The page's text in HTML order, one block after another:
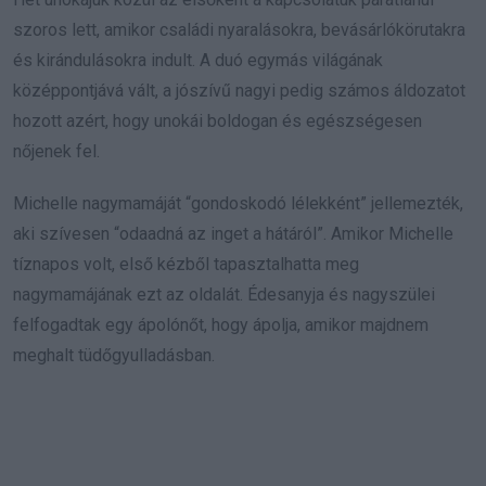
szoros lett, amikor családi nyaralásokra, bevásárlókörutakra
és kirándulásokra indult. A duó egymás világának
középpontjává vált, a jószívű nagyi pedig számos áldozatot
hozott azért, hogy unokái boldogan és egészségesen
nőjenek fel.
Michelle nagymamáját “gondoskodó lélekként” jellemezték,
aki szívesen “odaadná az inget a hátáról”. Amikor Michelle
tíznapos volt, első kézből tapasztalhatta meg
nagymamájának ezt az oldalát. Édesanyja és nagyszülei
felfogadtak egy ápolónőt, hogy ápolja, amikor majdnem
meghalt tüdőgyulladásban.